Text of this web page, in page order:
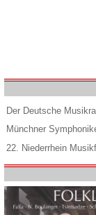
Der Deutsche
Münchner
22. Niederrhein